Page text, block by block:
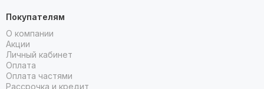
Покупателям
О компании
Акции
Личный кабинет
Оплата
Оплата частями
Рассрочка и кредит